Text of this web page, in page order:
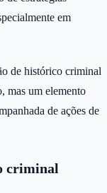
em
de histórico criminal
mas um elemento
de ações de
criminal